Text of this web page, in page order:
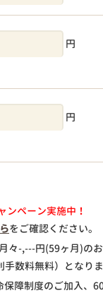
円
円
ンペーン実施中！
をご確認ください。
々-,---円(59ヶ月)の
手数料無料）となり
障制度のご加入、